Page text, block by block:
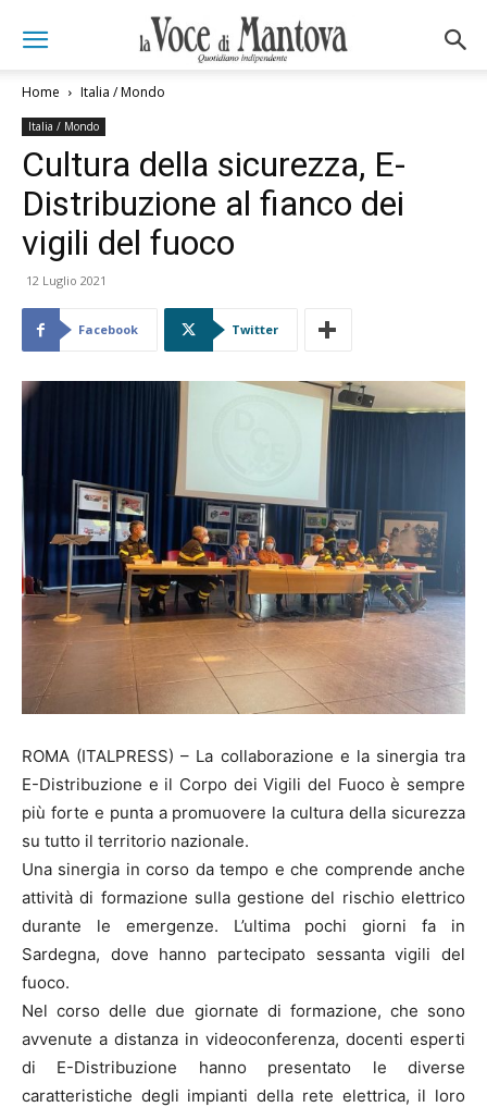
Home Italia / Mondo
Italia / Mondo
Cultura della sicurezza, E-
Distribuzione al fianco dei
vigili del fuoco
12 Luglio 2021
Facebook Twitter
ROMA (ITALPRESS) – La collaborazione e la sinergia tra
E-Distribuzione e il Corpo dei Vigili del Fuoco è sempre
più forte e punta a promuovere la cultura della sicurezza
su tutto il territorio nazionale.
Una sinergia in corso da tempo e che comprende anche
attività di formazione sulla gestione del rischio elettrico
durante le emergenze. L’ultima pochi giorni fa in
Sardegna, dove hanno partecipato sessanta vigili del
fuoco.
Nel corso delle due giornate di formazione, che sono
avvenute a distanza in videoconferenza, docenti esperti
di E-Distribuzione hanno presentato le diverse
caratteristiche degli impianti della rete elettrica, il loro